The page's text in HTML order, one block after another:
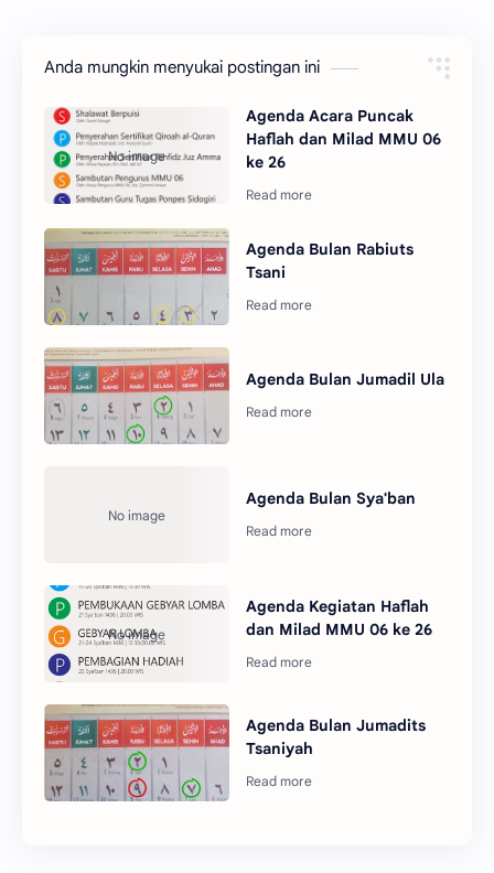
Anda mungkin menyukai postingan ini
Agenda Acara Puncak
Haflah dan Milad MMU 06
ke 26
Agenda Bulan Rabiuts
Tsani
Agenda Bulan Jumadil Ula
Agenda Bulan Sya'ban
Agenda Kegiatan Haflah
dan Milad MMU 06 ke 26
Agenda Bulan Jumadits
Tsaniyah